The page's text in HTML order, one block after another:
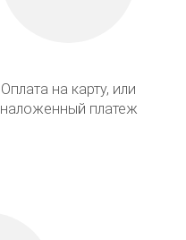
Оплата на карту, или
наложенный платеж